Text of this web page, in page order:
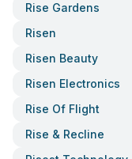
Rise Gardens
Risen
Risen Beauty
Risen Electronics
Rise Of Flight
Rise & Recline